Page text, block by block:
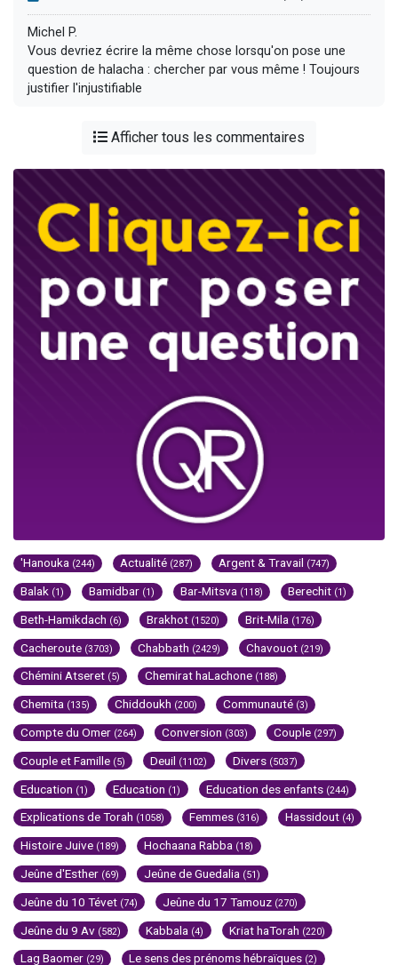
Michel P.
Vous devriez écrire la même chose lorsqu'on pose une
question de halacha : chercher par vous même ! Toujours
justifier l'injustifiable
Afficher tous les commentaires
'Hanouka (244) Actualité (287) Argent & Travail (747)
Balak (1) Bamidbar (1) Bar-Mitsva (118) Berechit (1)
Beth-Hamikdach (6) Brakhot (1520) Brit-Mila (176)
Cacheroute (3703) Chabbath (2429) Chavouot (219)
Chémini Atseret (5) Chemirat haLachone (188)
Chemita (135) Chiddoukh (200) Communauté (3)
Compte du Omer (264) Conversion (303) Couple (297)
Couple et Famille (5) Deuil (1102) Divers (5037)
Education (1) Education (1) Education des enfants (244)
Explications de Torah (1058) Femmes (316) Hassidout (4)
Histoire Juive (189) Hochaana Rabba (18)
Jeûne d'Esther (69) Jeûne de Guedalia (51)
Jeûne du 10 Tévet (74) Jeûne du 17 Tamouz (270)
Jeûne du 9 Av (582) Kabbala (4) Kriat haTorah (220)
Lag Baomer (29) Le sens des prénoms hébraïques (2)